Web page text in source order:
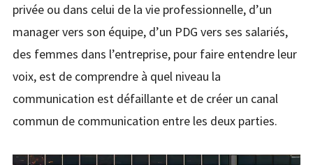
privée ou dans celui de la vie professionnelle, d’un
manager vers son équipe, d’un PDG vers ses salariés,
des femmes dans l’entreprise, pour faire entendre leur
voix, est de comprendre à quel niveau la
communication est défaillante et de créer un canal
commun de communication entre les deux parties.